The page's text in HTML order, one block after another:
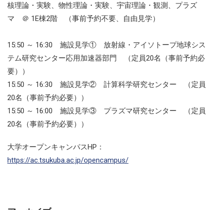
核理論・実験、物性理論・実験、宇宙理論・観測、プラズ
マ ＠ 1E棟2階 （事前予約不要、自由見学）
15:50 ～ 16:30 施設見学① 放射線・アイソトープ地球シス
テム研究センター応用加速器部門 （定員20名（事前予約必
要））
15:50 ～ 16:30 施設見学② 計算科学研究センター （定員
20名（事前予約必要））
15:50 ～ 16:00 施設見学③ プラズマ研究センター （定員
20名（事前予約必要））
大学オープンキャンパスHP：
https://ac.tsukuba.ac.jp/opencampus/